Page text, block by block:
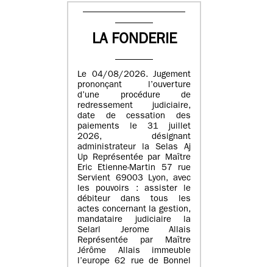
LA FONDERIE
Le 04/08/2026. Jugement
prononçant l’ouverture
d’une procédure de
redressement judiciaire,
date de cessation des
paiements le 31 juillet
2026, désignant
administrateur la Selas Aj
Up Représentée par Maître
Eric Etienne-Martin 57 rue
Servient 69003 Lyon, avec
les pouvoirs : assister le
débiteur dans tous les
actes concernant la gestion,
mandataire judiciaire la
Selarl Jerome Allais
Représentée par Maître
Jérôme Allais immeuble
l’europe 62 rue de Bonnel